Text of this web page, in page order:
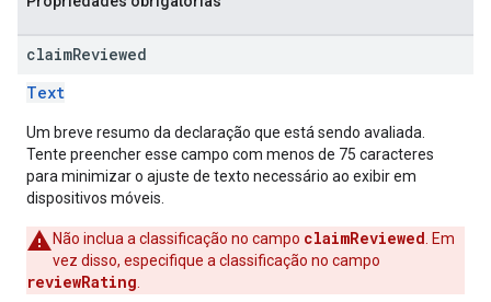
claimReviewed
Text
Um breve resumo da declaração que está sendo avaliada.
Tente preencher esse campo com menos de 75 caracteres
para minimizar o ajuste de texto necessário ao exibir em
dispositivos móveis.
Não inclua a classificação no campo claimReviewed . Em
vez disso, especifique a classificação no campo
reviewRating